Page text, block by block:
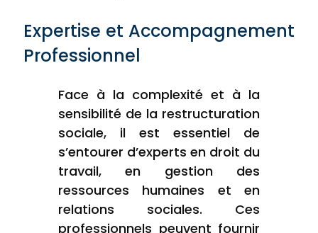
Expertise et Accompagnement
Professionnel
Face à la complexité et à la
sensibilité de la restructuration
sociale, il est essentiel de
s’entourer d’experts en droit du
travail, en gestion des
ressources humaines et en
relations sociales. Ces
professionnels peuvent fournir